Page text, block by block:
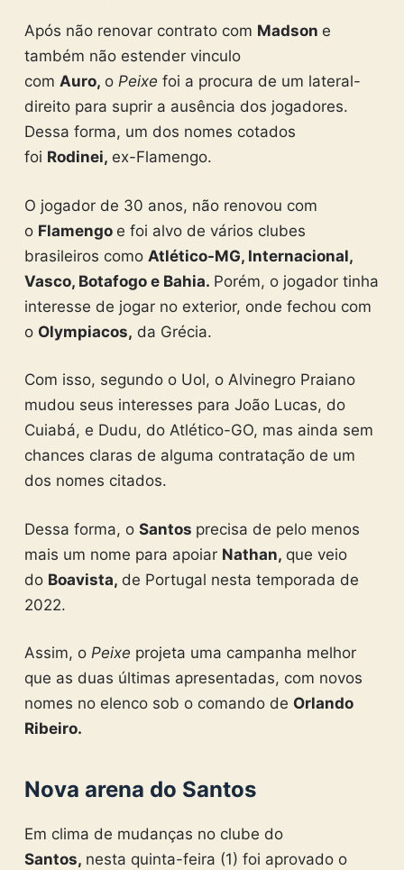
Após não renovar contrato com Madson e
também não estender vinculo
com Auro, o Peixe foi a procura de um lateral-
direito para suprir a ausência dos jogadores.
Dessa forma, um dos nomes cotados
foi Rodinei, ex-Flamengo.
O jogador de 30 anos, não renovou com
o Flamengo e foi alvo de vários clubes
brasileiros como Atlético-MG, Internacional,
Vasco, Botafogo e Bahia. Porém, o jogador tinha
interesse de jogar no exterior, onde fechou com
o Olympiacos, da Grécia.
Com isso, segundo o Uol, o Alvinegro Praiano
mudou seus interesses para João Lucas, do
Cuiabá, e Dudu, do Atlético-GO, mas ainda sem
chances claras de alguma contratação de um
dos nomes citados.
Dessa forma, o Santos precisa de pelo menos
mais um nome para apoiar Nathan, que veio
do Boavista, de Portugal nesta temporada de
2022.
Assim, o Peixe projeta uma campanha melhor
que as duas últimas apresentadas, com novos
nomes no elenco sob o comando de Orlando
Ribeiro.
Nova arena do Santos
Em clima de mudanças no clube do
Santos, nesta quinta-feira (1) foi aprovado o